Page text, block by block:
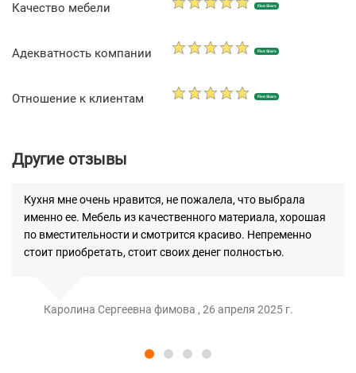
Качество мебели Five Stars
Адекватность компании Five Stars
Отношение к клиентам Five Stars
Другие отзывы
Кухня мне очень нравится, не пожалела, что выбрала
именно ее. Мебель из качественного материала, хорошая
по вместительности и смотрится красиво. Непременно
стоит приобретать, стоит своих денег полностью.
Каролина Сергеевна фимова , 26 апреля 2025 г.